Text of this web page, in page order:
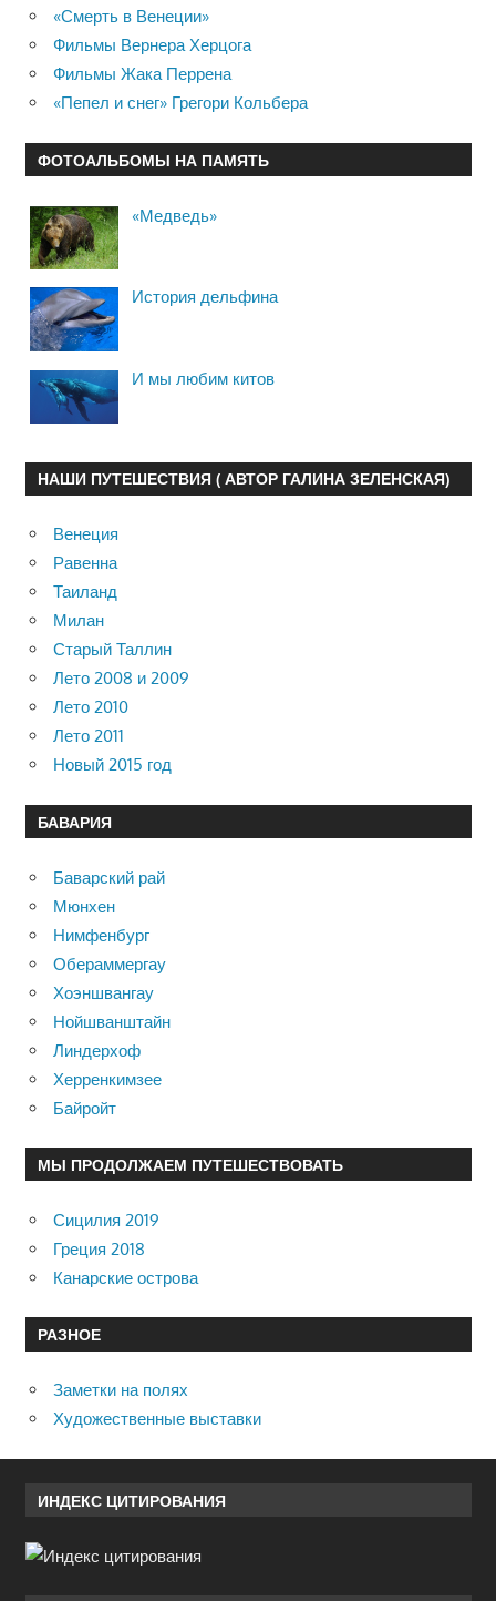
«Смерть в Венеции»
Фильмы Вернера Херцога
Фильмы Жака Перрена
«Пепел и снег» Грегори Кольбера
ФОТОАЛЬБОМЫ НА ПАМЯТЬ
«Медведь»
История дельфина
И мы любим китов
НАШИ ПУТЕШЕСТВИЯ ( АВТОР ГАЛИНА ЗЕЛЕНСКАЯ)
Венеция
Равенна
Таиланд
Милан
Старый Таллин
Лето 2008 и 2009
Лето 2010
Лето 2011
Новый 2015 год
БАВАРИЯ
Баварский рай
Мюнхен
Нимфенбург
Обераммергау
Хоэншвангау
Нойшванштайн
Линдерхоф
Херренкимзее
Байройт
МЫ ПРОДОЛЖАЕМ ПУТЕШЕСТВОВАТЬ
Сицилия 2019
Греция 2018
Канарские острова
РАЗНОЕ
Заметки на полях
Художественные выставки
ИНДЕКС ЦИТИРОВАНИЯ